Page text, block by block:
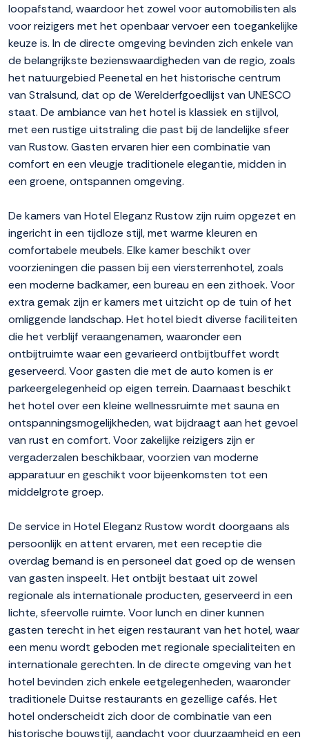
loopafstand, waardoor het zowel voor automobilisten als
voor reizigers met het openbaar vervoer een toegankelijke
keuze is. In de directe omgeving bevinden zich enkele van
de belangrijkste bezienswaardigheden van de regio, zoals
het natuurgebied Peenetal en het historische centrum
van Stralsund, dat op de Werelderfgoedlijst van UNESCO
staat. De ambiance van het hotel is klassiek en stijlvol,
met een rustige uitstraling die past bij de landelijke sfeer
van Rustow. Gasten ervaren hier een combinatie van
comfort en een vleugje traditionele elegantie, midden in
een groene, ontspannen omgeving.
De kamers van Hotel Eleganz Rustow zijn ruim opgezet en
ingericht in een tijdloze stijl, met warme kleuren en
comfortabele meubels. Elke kamer beschikt over
voorzieningen die passen bij een viersterrenhotel, zoals
een moderne badkamer, een bureau en een zithoek. Voor
extra gemak zijn er kamers met uitzicht op de tuin of het
omliggende landschap. Het hotel biedt diverse faciliteiten
die het verblijf veraangenamen, waaronder een
ontbijtruimte waar een gevarieerd ontbijtbuffet wordt
geserveerd. Voor gasten die met de auto komen is er
parkeergelegenheid op eigen terrein. Daarnaast beschikt
het hotel over een kleine wellnessruimte met sauna en
ontspanningsmogelijkheden, wat bijdraagt aan het gevoel
van rust en comfort. Voor zakelijke reizigers zijn er
vergaderzalen beschikbaar, voorzien van moderne
apparatuur en geschikt voor bijeenkomsten tot een
middelgrote groep.
De service in Hotel Eleganz Rustow wordt doorgaans als
persoonlijk en attent ervaren, met een receptie die
overdag bemand is en personeel dat goed op de wensen
van gasten inspeelt. Het ontbijt bestaat uit zowel
regionale als internationale producten, geserveerd in een
lichte, sfeervolle ruimte. Voor lunch en diner kunnen
gasten terecht in het eigen restaurant van het hotel, waar
een menu wordt geboden met regionale specialiteiten en
internationale gerechten. In de directe omgeving van het
hotel bevinden zich enkele eetgelegenheden, waaronder
traditionele Duitse restaurants en gezellige cafés. Het
hotel onderscheidt zich door de combinatie van een
historische bouwstijl, aandacht voor duurzaamheid en een